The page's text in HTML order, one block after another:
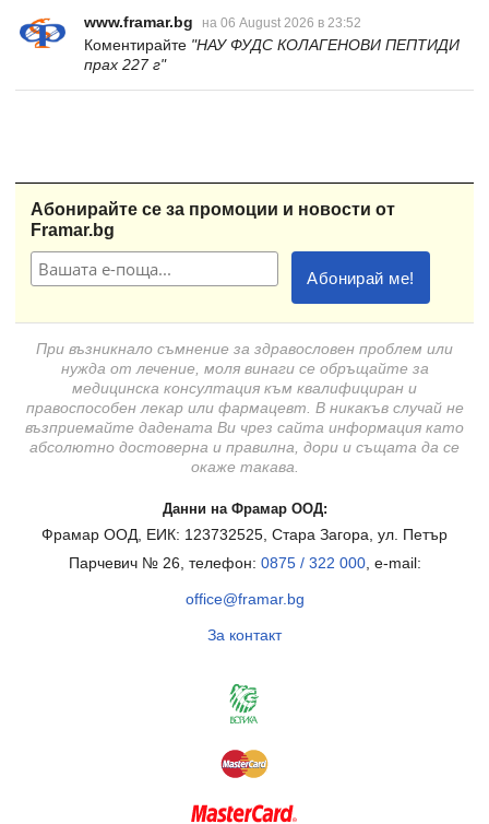
www.framar.bg на 06 August 2026 в 23:52
Коментирайте "НАУ ФУДС КОЛАГЕНОВИ ПЕПТИДИ
прах 227 г"
Абонирайте се за промоции и новости от
Framar.bg
При възникнало съмнение за здравословен проблем или
нужда от лечение, моля винаги се обръщайте за
медицинска консултация към квалифициран и
правоспособен лекар или фармацевт. В никакъв случай не
възприемайте дадената Ви чрез сайта информация като
абсолютно достоверна и правилна, дори и същата да се
окаже такава.
Данни на Фрамар ООД:
Фрамар ООД, ЕИК: 123732525, Стара Загора, ул. Петър
Парчевич № 26, телефон: 0875 / 322 000, e-mail:
office@framar.bg
За контакт